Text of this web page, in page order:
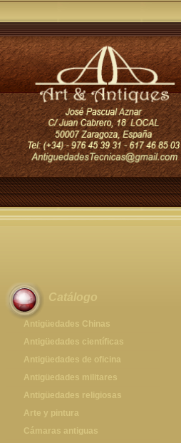
Catálogo
Antigüedades Chinas
Antigüedades Chinas
Antigüedades científicas
Antigüedades científicas
Antigüedades de oficina
Máquinas de escribir antiguas
Calculadoras antiguas
Teléfonos y Telégrafos antiguos
Antigüedades militares
Espadas antiguas
Medallas y condecoraciones
Cascos militares
Antigüedades religiosas
Antigüedades religiosas
Arte y pintura
Pintura antigua
Cámaras antiguas